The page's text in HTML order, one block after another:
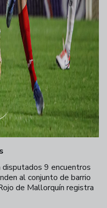
9 encuentros
al conjunto de barrio
de Mallorquín registra